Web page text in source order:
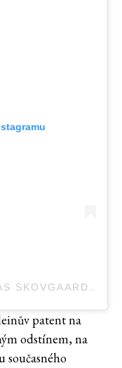
PŘÍSPĚVEK SDÍLENÝ NICKLAS SKOVGAARD (@NICKLASSKOVGAARD)
patent na
odstínem, na